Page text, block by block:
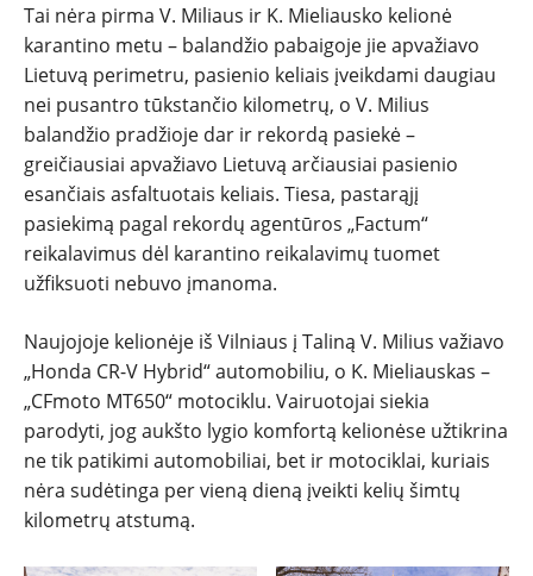
Tai nėra pirma V. Miliaus ir K. Mieliausko kelionė
karantino metu – balandžio pabaigoje jie apvažiavo
Lietuvą perimetru, pasienio keliais įveikdami daugiau
nei pusantro tūkstančio kilometrų, o V. Milius
balandžio pradžioje dar ir rekordą pasiekė –
greičiausiai apvažiavo Lietuvą arčiausiai pasienio
esančiais asfaltuotais keliais. Tiesa, pastarąjį
pasiekimą pagal rekordų agentūros „Factum“
reikalavimus dėl karantino reikalavimų tuomet
užfiksuoti nebuvo įmanoma.
Naujojoje kelionėje iš Vilniaus į Taliną V. Milius važiavo
„Honda CR-V Hybrid“ automobiliu, o K. Mieliauskas –
„CFmoto MT650“ motociklu. Vairuotojai siekia
parodyti, jog aukšto lygio komfortą kelionėse užtikrina
ne tik patikimi automobiliai, bet ir motociklai, kuriais
nėra sudėtinga per vieną dieną įveikti kelių šimtų
kilometrų atstumą.